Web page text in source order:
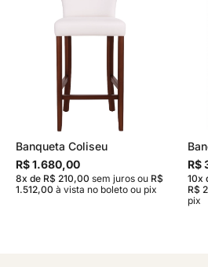
Banqueta Coliseu
R$ 1.680,00
8x de R$ 210,00 sem juros ou R$
1.512,00 à vista no boleto ou pix
R$
10x
R$
pix